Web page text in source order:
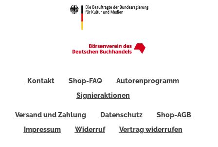
Kontakt Shop-FAQ
Autorenprogramm
Signieraktionen
Versand und Zahlung Datenschutz
Shop-AGB
Impressum
Widerruf Vertrag widerrufen